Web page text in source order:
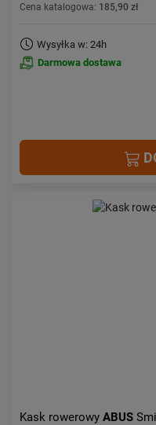
Cena katalogowa: 185,90 zł
Wysyłka w: 24h
Darmowa dostawa
Kask rowerowy ABUS